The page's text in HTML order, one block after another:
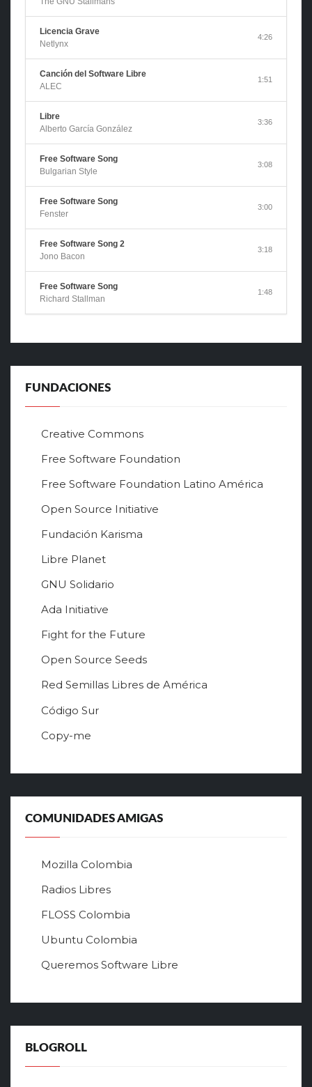
Licencia Grave
Netlynx
4:26
Canción del Software Libre
ALEC
1:51
Libre
Alberto García González
3:36
Free Software Song
Bulgarian Style
3:08
Free Software Song
Fenster
3:00
Free Software Song 2
Jono Bacon
3:18
Free Software Song
Richard Stallman
1:48
FUNDACIONES
Creative Commons
Free Software Foundation
Free Software Foundation Latino América
Open Source Initiative
Fundación Karisma
Libre Planet
GNU Solidario
Ada Initiative
Fight for the Future
Open Source Seeds
Red Semillas Libres de América
о
и
л
ь
й
а
т
л
ч
о
в
Código Sur
Copy-me
COMUNIDADES AMIGAS
Mozilla Colombia
Radios Libres
FLOSS Colombia
Ubuntu Colombia
Queremos Software Libre
BLOGROLL